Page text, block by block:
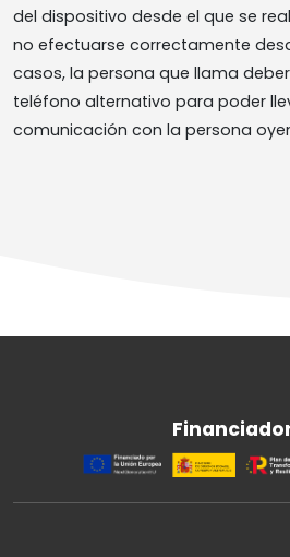
del dispositivo desde el que se
no efectuarse correctamente
casos, la persona que llama
teléfono alternativo para poder
comunicación con la persona